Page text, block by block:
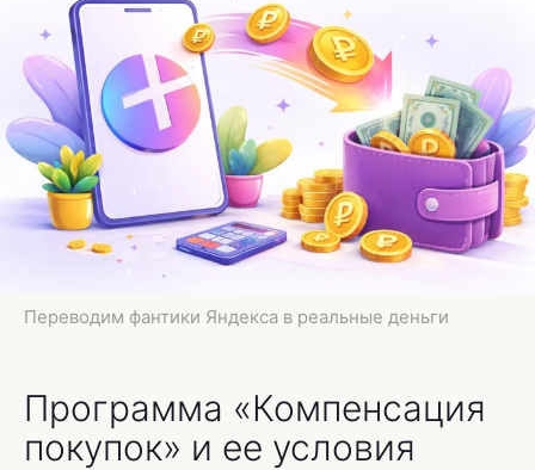
Переводим фантики Яндекса в реальные деньги
Программа «Компенсация
покупок» и ее условия